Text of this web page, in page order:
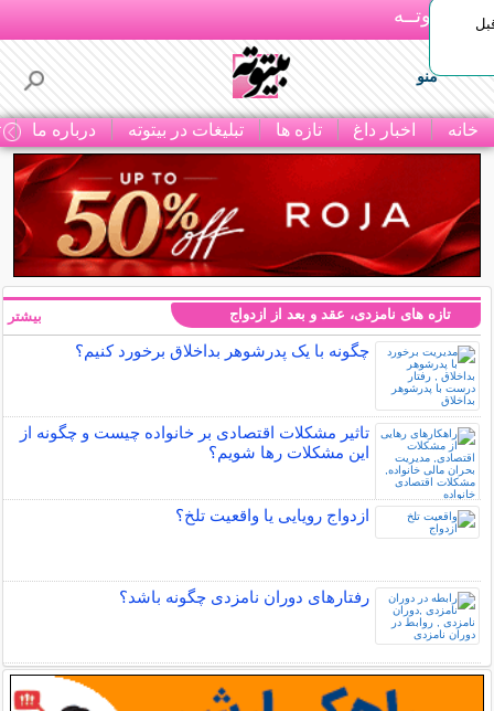
بـیتوتــه
منو
خانه اخبار داغ تازه ها تبلیغات در بیتوته درباره ما
تازه های نامزدی، عقد و بعد از ازدواج
چگونه با یک پدرشوهر بداخلاق برخورد کنیم؟
تاثیر مشکلات اقتصادی بر خانواده چیست و چگونه از
این مشکلات رها شویم؟
ازدواج رویایی یا واقعیت تلخ؟
رفتارهای دوران نامزدی چگونه باشد؟
بیشتر